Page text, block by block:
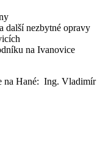
další nezbytné opravy
na Ivanovice
na Hané: Ing. Vladimír